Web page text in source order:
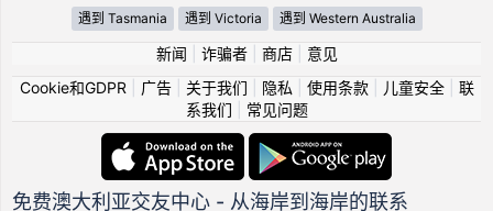
遇到 Tasmania 遇到 Victoria 遇到 Western Australia
新闻 诈骗者| 商店| 意见
Cookie和GDPR
广告| 关于我们 隐私 使用条款| 儿童安全| 联
系我们
常见问题
免费澳大利亚交友中心 - 从海岸到海岸的联系